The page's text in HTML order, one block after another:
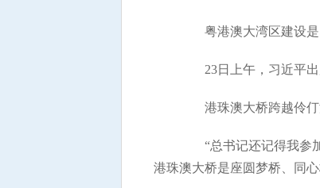
粤港澳大湾区建设是
23日上午，习近平出
港珠澳大桥跨越伶仃
“总书记还记得我参加
港珠澳大桥是座圆梦桥、同